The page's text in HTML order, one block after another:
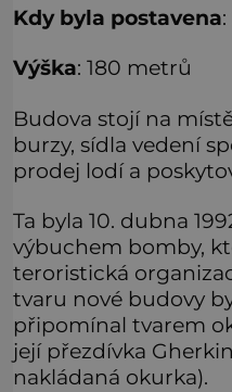
Kdy byla postavena
Výška: 180 metrů
Budova stojí na
burzy, sídla vedení
prodej lodí a
Ta byla 10. dubna
výbuchem bomby,
teroristická
tvaru nové budovy
připomínal tvarem
její přezdívka
nakládaná okurka).